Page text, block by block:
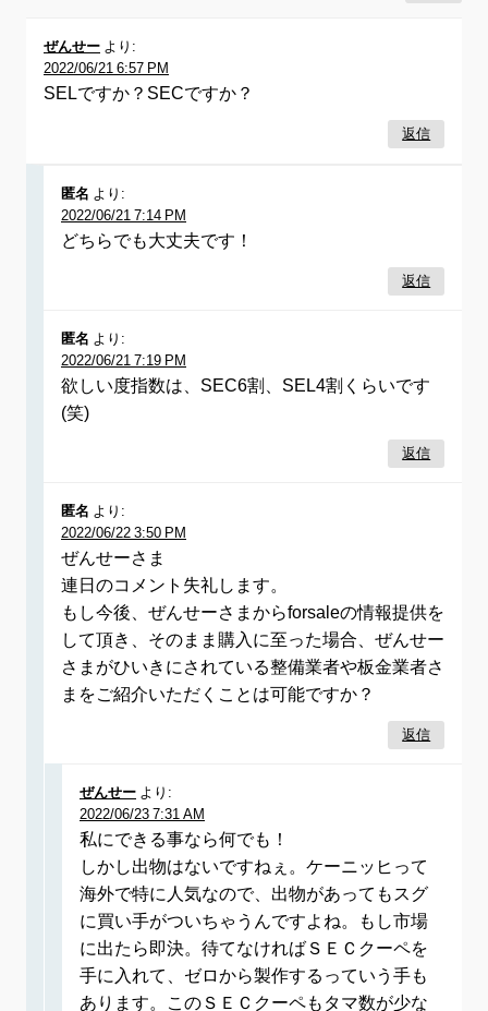
ぜんせー より:
2022/06/21 6:57 PM
SELですか？SECですか？
返信
匿名 より:
2022/06/21 7:14 PM
どちらでも大丈夫です！
返信
匿名 より:
2022/06/21 7:19 PM
欲しい度指数は、SEC6割、SEL4割くらいです
(笑)
返信
匿名 より:
2022/06/22 3:50 PM
ぜんせーさま
連日のコメント失礼します。
もし今後、ぜんせーさまからforsaleの情報提供を
して頂き、そのまま購入に至った場合、ぜんせー
さまがひいきにされている整備業者や板金業者さ
まをご紹介いただくことは可能ですか？
返信
ぜんせー より:
2022/06/23 7:31 AM
私にできる事なら何でも！
しかし出物はないですねぇ。ケーニッヒって
海外で特に人気なので、出物があってもスグ
に買い手がついちゃうんですよね。もし市場
に出たら即決。待てなければＳＥＣクーペを
手に入れて、ゼロから製作するっていう手も
あります。このＳＥＣクーペもタマ数が少な